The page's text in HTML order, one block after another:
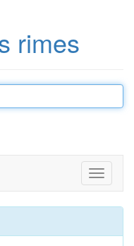
rimes
Toggle